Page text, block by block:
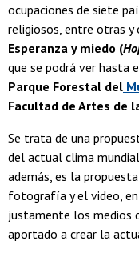
ocupaciones de siete
religiosos, entre otras y
Esperanza y miedo (
que se podrá ver hasta
Parque Forestal del
Facultad de Artes de
Se trata de una
del actual clima
además, es la
fotografía y el video,
justamente los medios
aportado a crear la